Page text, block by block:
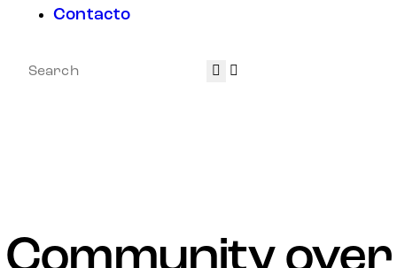
Contacto